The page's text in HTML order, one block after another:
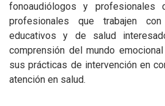
fonoaudiólogos y
profesionales que trabajen
educativos y de salud
comprensión del mundo
sus prácticas de intervención en
atención en salud.